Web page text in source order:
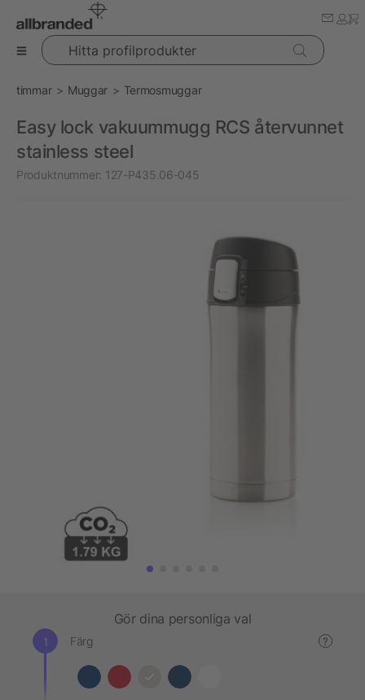
Hitta profilprodukter
timmar Muggar Termosmuggar
Easy lock vakuummugg RCS återvunnet
stainless steel
Produktnummer: 127-P435.06-045
Gör dina personliga val
Färg ?